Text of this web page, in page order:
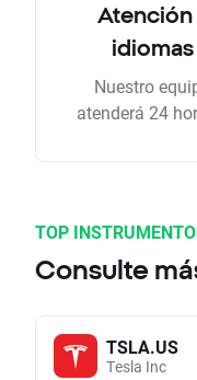
Atención
Nuestro
atenderá 24
TOP
Consulte
TSLA.US
Tesla Inc